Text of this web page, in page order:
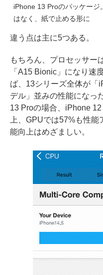
iPhone 13 Proのパッケー
はなく、紙で止める形に
違う点は主に5つある。
もちろん、プロセッサー
「A15 Bionic」になり速
ば、13シリーズ全体が「
デル」並みの性能になっ
13 Proの場合、iPhone
上、GPUでは57%も性
能向上はめざましい。